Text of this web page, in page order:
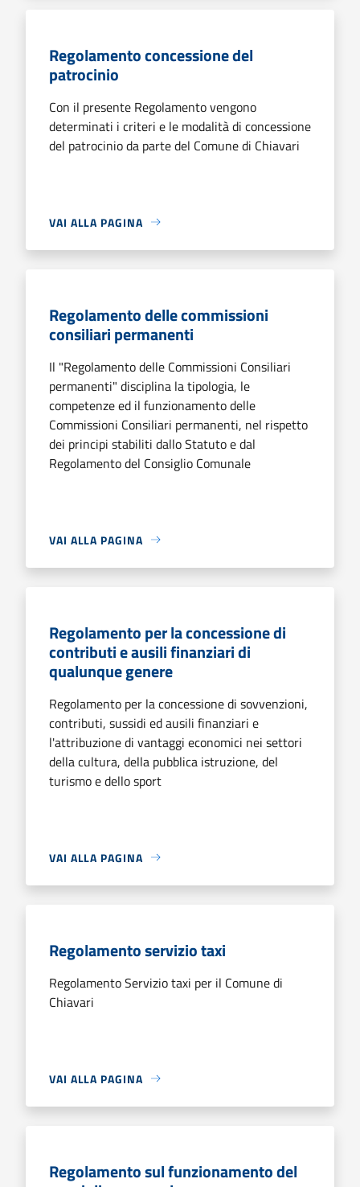
Regolamento concessione del
patrocinio
Con il presente Regolamento vengono
determinati i criteri e le modalità di concessione
del patrocinio da parte del Comune di Chiavari
VAI ALLA PAGINA
Regolamento delle commissioni
consiliari permanenti
Il "Regolamento delle Commissioni Consiliari
permanenti" disciplina la tipologia, le
competenze ed il funzionamento delle
Commissioni Consiliari permanenti, nel rispetto
dei principi stabiliti dallo Statuto e dal
Regolamento del Consiglio Comunale
VAI ALLA PAGINA
Regolamento per la concessione di
contributi e ausili finanziari di
qualunque genere
Regolamento per la concessione di sovvenzioni,
contributi, sussidi ed ausili finanziari e
l'attribuzione di vantaggi economici nei settori
della cultura, della pubblica istruzione, del
turismo e dello sport
VAI ALLA PAGINA
Regolamento servizio taxi
Regolamento Servizio taxi per il Comune di
Chiavari
VAI ALLA PAGINA
Regolamento sul funzionamento del